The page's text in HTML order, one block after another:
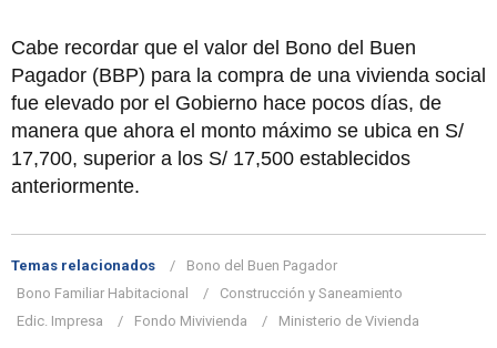
Cabe recordar que el valor del Bono del Buen
Pagador (BBP) para la compra de una vivienda social
fue elevado por el Gobierno hace pocos días, de
manera que ahora el monto máximo se ubica en S/
17,700, superior a los S/ 17,500 establecidos
anteriormente.
Temas relacionados
Bono del Buen Pagador
Bono Familiar Habitacional
Construcción y Saneamiento
Edic. Impresa
Fondo Mivivienda Ministerio de Vivienda